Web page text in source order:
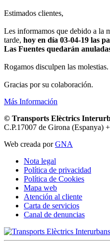
Estimados clientes,
Les informamos que debido a la
tarde, hoy en día 03-04-19 las
Las Fuentes quedarán
Rogamos disculpen las molestias.
Gracias por su colaboración.
Más Información
© Transports Elèctrics
C.P.17007 de Girona (Espanya)
Web creada porGNA
Nota legal
Política de privacidad
Política de Cookies
Mapa web
Atención al cliente
Carta de servicios
Canal de denuncias